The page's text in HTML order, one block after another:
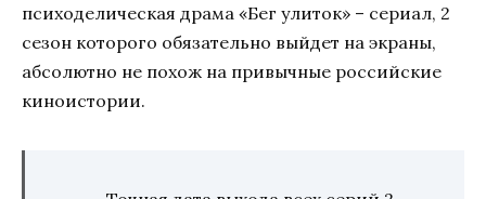
психоделическая драма «Бег улиток» – сериал, 2
сезон которого обязательно выйдет на экраны,
абсолютно не похож на привычные российские
киноистории.